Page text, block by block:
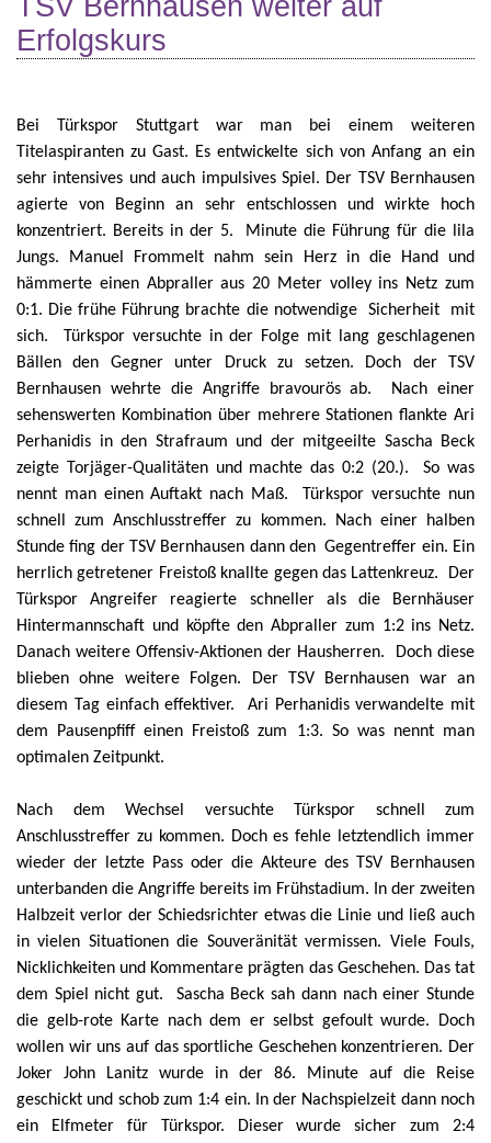
TSV Bernhausen weiter auf
Erfolgskurs
Bei Türkspor Stuttgart war man bei einem weiteren
Titelaspiranten zu Gast. Es entwickelte sich von Anfang an ein
sehr intensives und auch impulsives Spiel. Der TSV Bernhausen
agierte von Beginn an sehr entschlossen und wirkte hoch
konzentriert. Bereits in der 5.
Minute die Führung für die lila
Jungs. Manuel Frommelt nahm sein Herz in die Hand und
hämmerte einen Abpraller aus 20 Meter volley ins Netz zum
0:1. Die frühe Führung brachte die notwendige
Sicherheit
mit
sich.
Türkspor versuchte in der Folge mit lang geschlagenen
Bällen den Gegner unter Druck zu setzen. Doch der TSV
Bernhausen wehrte die Angriffe bravourös ab.
Nach einer
sehenswerten Kombination über mehrere Stationen flankte Ari
Perhanidis in den Strafraum und der mitgeeilte Sascha Beck
zeigte Torjäger-Qualitäten und machte das 0:2 (20.).
So was
nennt man einen Auftakt nach Maß.
Türkspor versuchte nun
schnell zum Anschlusstreffer zu kommen. Nach einer halben
Stunde fing der TSV Bernhausen dann den Gegentreffer ein. Ein
herrlich getretener Freistoß knallte gegen das Lattenkreuz.
Der
Türkspor Angreifer reagierte schneller als die Bernhäuser
Hintermannschaft und köpfte den Abpraller zum 1:2 ins Netz.
Danach weitere Offensiv-Aktionen der Hausherren.
Doch diese
blieben ohne weitere Folgen. Der TSV Bernhausen war an
diesem Tag einfach effektiver.
Ari Perhanidis verwandelte mit
dem Pausenpfiff einen Freistoß zum 1:3. So was nennt man
optimalen Zeitpunkt.
Nach dem Wechsel versuchte Türkspor schnell zum
Anschlusstreffer zu kommen. Doch es fehle letztendlich immer
wieder der letzte Pass oder die Akteure des TSV Bernhausen
unterbanden die Angriffe bereits im Frühstadium. In der zweiten
Halbzeit verlor der Schiedsrichter etwas die Linie und ließ auch
in vielen Situationen die Souveränität vermissen. Viele Fouls,
Nicklichkeiten und Kommentare prägten das Geschehen. Das tat
dem Spiel nicht gut. Sascha Beck sah dann nach einer Stunde
die gelb-rote Karte nach dem er selbst gefoult wurde.
Doch
wollen wir uns auf das sportliche Geschehen konzentrieren. Der
Joker John Lanitz wurde in der 86. Minute auf die Reise
geschickt und schob zum 1:4 ein. In der Nachspielzeit dann noch
ein Elfmeter für Türkspor. Dieser wurde sicher zum 2:4